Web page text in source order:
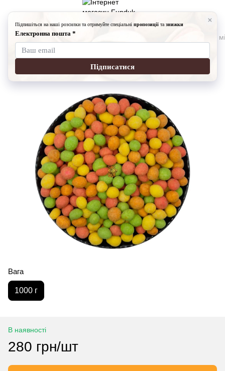
Горішки Горішки Fundukmarket Арахіс у хрусткій оболонці
Арахіс у хрусткій оболонці мікс, 1 кг
Написати відгук
Вага
1000 г
В наявності
280 грн/шт